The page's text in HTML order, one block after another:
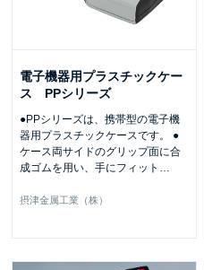
電子機器用プラスチックケー
ス PPシリーズ
●PPシリーズは、携帯型の電子機
器用プラスチックケースです。 ●
ケース両サイドのグリップ面に合
成ゴムを用い、手にフィット …
摂津金属工業（株）